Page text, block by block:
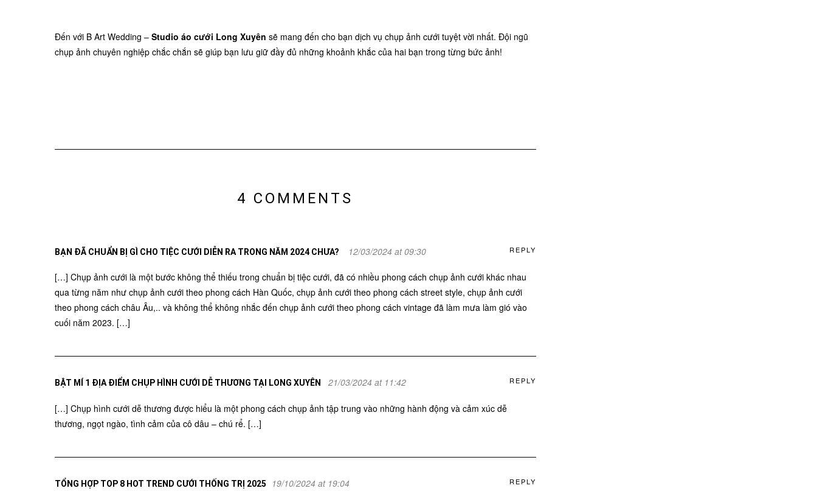
Đến với B Art Wedding – Studio áo cưới Long Xuyên sẽ mang đến cho bạn dịch vụ chụp ảnh cưới tuyệt vời nhất. Đội ngũ
chụp ảnh chuyên nghiệp chắc chắn sẽ giúp bạn lưu giữ đầy đủ những khoảnh khắc của hai bạn trong từng bức ảnh!
4 COMMENTS
BẠN ĐÃ CHUẨN BỊ GÌ CHO TIỆC CƯỚI DIỄN RA TRONG NĂM 2024 CHƯA? 12/03/2024 at 09:30 REPLY
[…] Chụp ảnh cưới là một bước không thể thiếu trong chuẩn bị tiệc cưới, đã có nhiều phong cách chụp ảnh cưới khác nhau
qua từng năm như chụp ảnh cưới theo phong cách Hàn Quốc, chụp ảnh cưới theo phong cách street style, chụp ảnh cưới
theo phong cách châu Âu,.. và không thể không nhắc đến chụp ảnh cưới theo phong cách vintage đã làm mưa làm gió vào
cuối năm 2023. […]
BẬT MÍ 1 ĐỊA ĐIỂM CHỤP HÌNH CƯỚI DỄ THƯƠNG TẠI LONG XUYÊN 21/03/2024 at 11:42 REPLY
[…] Chụp hình cưới dễ thương được hiểu là một phong cách chụp ảnh tập trung vào những hành động và cảm xúc dễ
thương, ngọt ngào, tình cảm của cô dâu – chú rể. […]
TỔNG HỢP TOP 8 HOT TREND CƯỚI THỐNG TRỊ 2025 19/10/2024 at 19:04 REPLY